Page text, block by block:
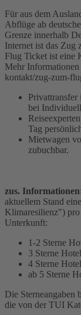
Für aus dem
Abflüge ab
Grenze innerhalb
Internet ist das Zug
Flug Ticket ist eine
Mehr
kontakt/zug-zum-
Privattransfer
bei
Tag
Mietwagen
zubuchbar.
zus.
aktuellem Stand
Klimaresilienz")
Unterkunft:
1-2 Sterne
3 Sterne
4 Sterne
ab 5 Sterne
Die Sterneangaben
die von der TUI